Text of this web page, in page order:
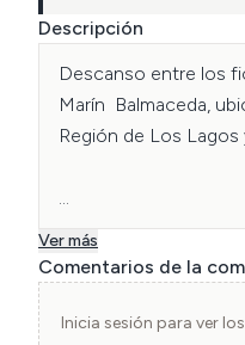
Descripción
Descanso entre los
Marín  Balmaceda,
Región de Los Lagos
Colección de
alemán que retrató el
específicamente la
su viaje en 1893.
Ver más
Comentarios de la
Inicia sesión para ver